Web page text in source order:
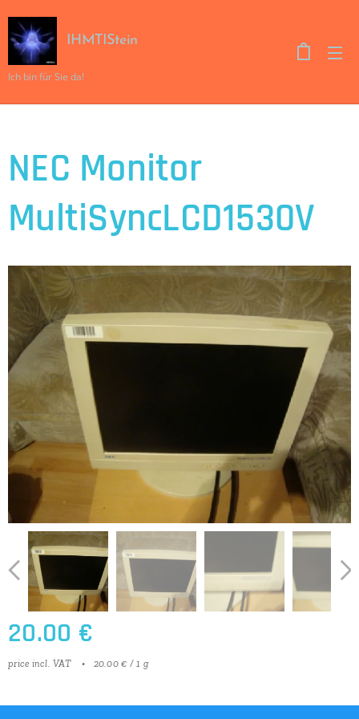
IHMTIStein
Ich bin für Sie da!
NEC Monitor
MultiSyncLCD1530V
20.00 €
price incl. VAT 20.00 € / 1 g